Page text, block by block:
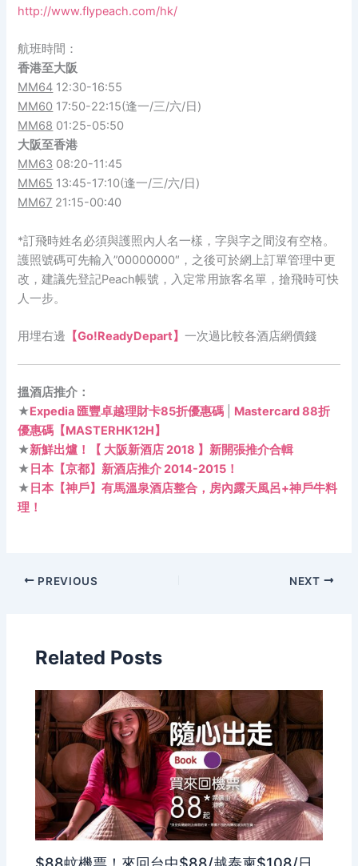
http://www.flypeach.com/hk/
航班時間：
香港至大阪
MM64 12:30-16:55
MM60 17:50-22:15(逢一/三/六/日)
MM68 01:25-05:50
大阪至香港
MM63 08:20-11:45
MM65 13:45-17:10(逢一/三/六/日)
MM67 21:15-00:40
*訂飛時姓名必須與護照內人名一樣，字與字之間沒有空格。
護照號碼可先輸入”00000000″，之後可於網上訂單管理中更
改，建議先登記Peach帳號，入定常用旅客名單，搶飛時可快
人一步。
用埋右邊 【Go!ReadyDepart】一次過比較各酒店網價錢
搵酒店推介：
★Expedia 匯豐卓越理財卡85折優惠碼
Mastercard 88折
優惠碼【MASTERHK12H】
★新鮮出爐！【 大阪新酒店 2018 】新開張推介合輯
★ 日本【京都】新酒店推介 2014-2015！
★ 日本【神戶】有馬溫泉酒店整合，房內露天風呂+神戶牛料
理！
PREVIOUS NEXT
Related Posts